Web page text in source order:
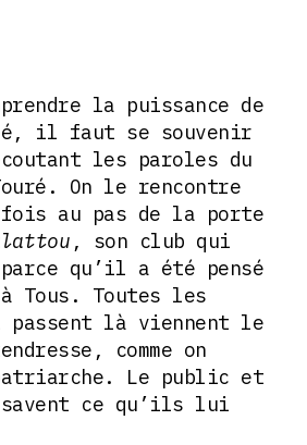
la puissance de
il faut se souvenir
les paroles du
On le rencontre
fois au pas de la porte
, son club qui
qu’il a été pensé
à Tous. Toutes les
passent là viennent le
comme on
Le public et
ce qu’ils lui